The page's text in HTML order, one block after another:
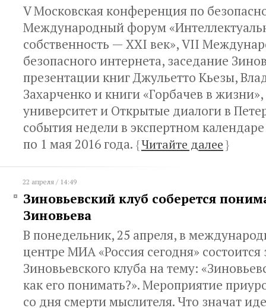
V Московская конференция по
Международный форум
собственность — XXI век», VII
безопасного интернета, заседание
презентации книг Джульетто Кьезы,
Захарченко и книги «Горбачев в
университет и Открытые диалоги в
события недели в экспертном
по 1 мая 2016 года. {Читайте далее}
22 апреля / 14:49
Зиновьевский клуб соберется
Зиновьева
В понедельник, 25 апреля, в
центре МИА «Россия сегодня» состоится
Зиновьевского клуба на тему:
как его понимать?». Мероприятие
со дня смерти мыслителя. Что значат